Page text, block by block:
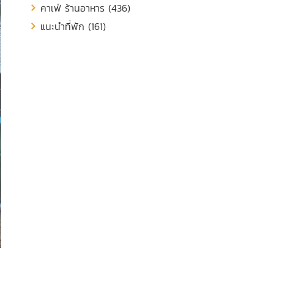
คาเฟ่ ร้านอาหาร (436)
แนะนำที่พัก (161)